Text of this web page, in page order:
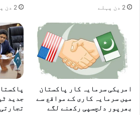
2 دن پہلے 2 دن پہلے
امریکی سرمایہ کار پاکستان
میں سرمایہ کاری کے مواقع سے
بھرپور دلچسپی رکھنے لگے
جدید